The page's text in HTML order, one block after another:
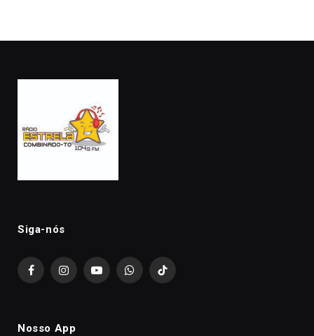
Siga-nós
FacebookInstagramYouTubeWhatsAppTikTok
Nosso App